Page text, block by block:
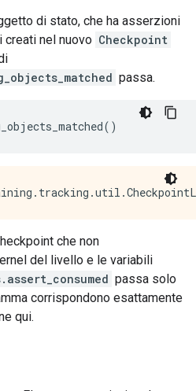
di stato, che ha asserzioni
nel nuovo Checkpoint
passa.
()
che non
del livello e le variabili
passa solo
corrispondono esattamente
qui.